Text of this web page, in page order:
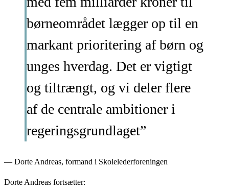
børneområdet lægger op til en
markant prioritering af børn og
unges hverdag. Det er vigtigt
og tiltrængt, og vi deler flere
af de centrale ambitioner i
regeringsgrundlaget”
— Dorte Andreas, formand i Skolelederforeningen
Dorte Andreas fortsætter: